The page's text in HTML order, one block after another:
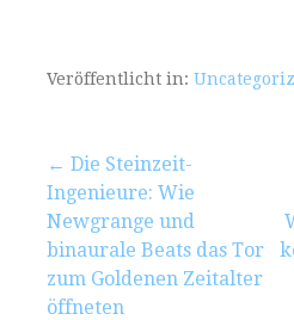
Veröffentlicht in:
Beitragsnavigation
← Die Steinzeit-
Ingenieure: Wie
Newgrange und
binaurale Beats das Tor
zum Goldenen Zeitalter
öffneten